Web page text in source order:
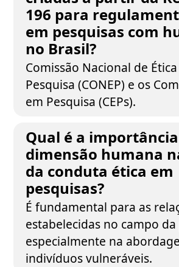
196 para
em pesquisas com
no Brasil?
Comissão Nacional de
Pesquisa (CONEP) e os
em Pesquisa (CEPs).
Qual é a
dimensão humana
da conduta ética em
pesquisas?
É fundamental para as
estabelecidas no campo
especialmente na
indivíduos vulneráveis.